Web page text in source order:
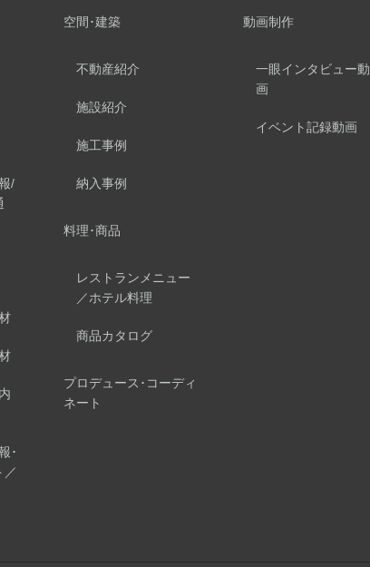
/
･
／
空間･建築
不動産紹介
施設紹介
施工事例
納入事例
料理･商品
レストランメニュー
／ホテル料理
商品カタログ
プロデュース･コーディ
ネート
動画制作
一眼インタビュー動
画
イベント記録動画